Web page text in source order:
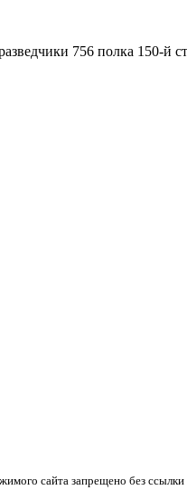
756 полка 150-й
сайта запрещено без ссылки